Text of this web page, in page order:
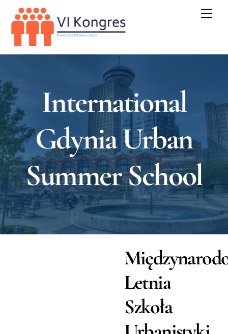
content
International
Gdynia Urban
Summer School
Letnia
Szkoła